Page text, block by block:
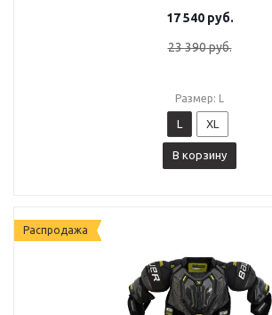
17 540руб.
23 390руб.
Размер: L
L XL
В корзину
Распродажа